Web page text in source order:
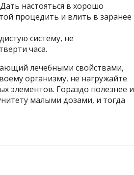
настояться в хорошо
процедить и влить в заранее
систему, не
часа.
лечебными свойствами,
организму, не нагружайте
элементов. Гораздо полезнее и
малыми дозами, и тогда